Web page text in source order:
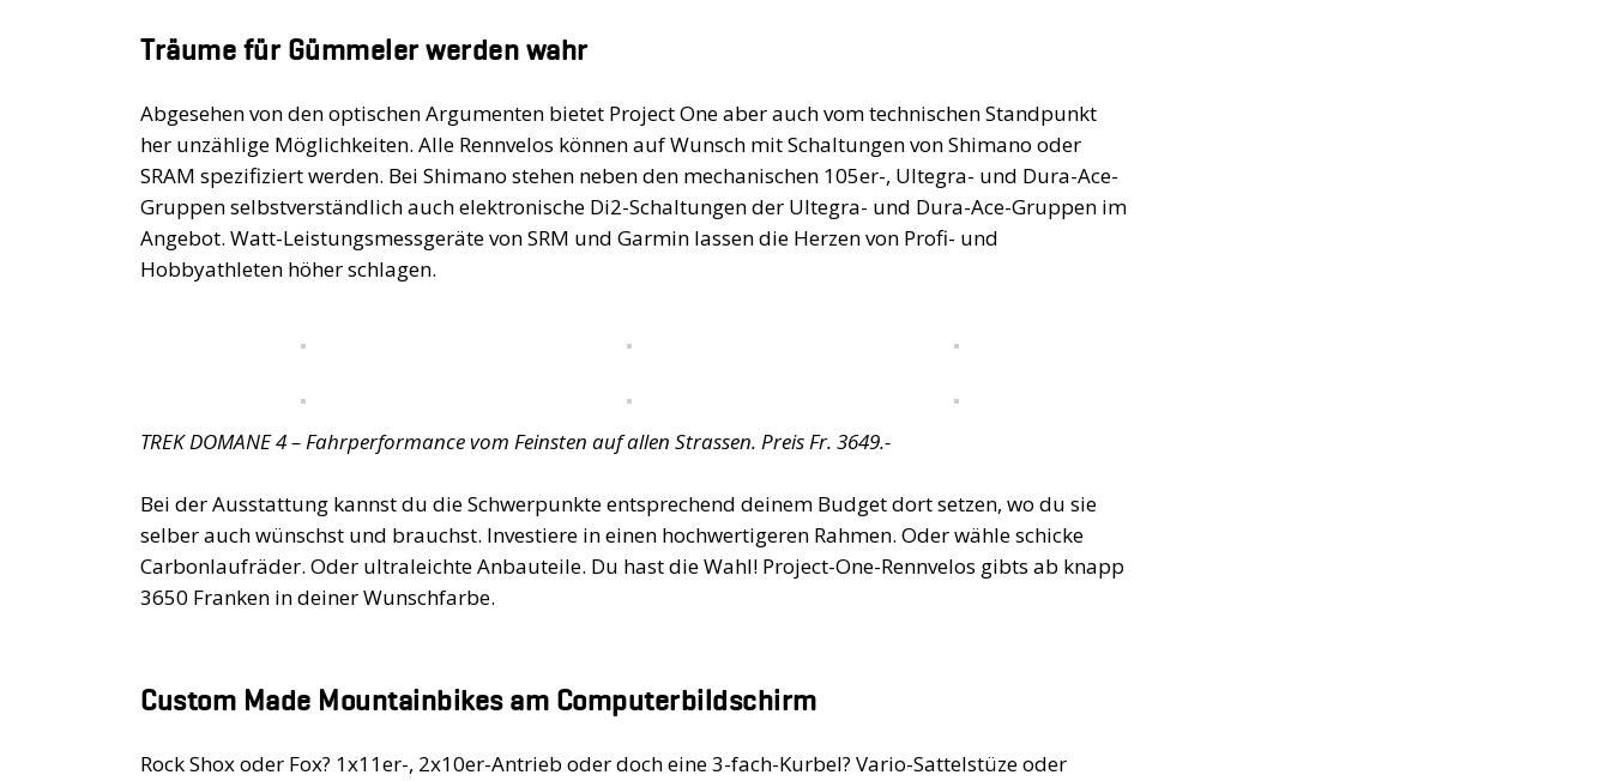
Träume für Gümmeler werden wahr
Abgesehen von den optischen Argumenten bietet Project One aber auch vom technischen Standpunkt
her unzählige Möglichkeiten. Alle Rennvelos können auf Wunsch mit Schaltungen von Shimano oder
SRAM spezifiziert werden. Bei Shimano stehen neben den mechanischen 105er-, Ultegra- und Dura-Ace-
Gruppen selbstverständlich auch elektronische Di2-Schaltungen der Ultegra- und Dura-Ace-Gruppen im
Angebot. Watt-Leistungsmessgeräte von SRM und Garmin lassen die Herzen von Profi- und
Hobbyathleten höher schlagen.
TREK DOMANE 4 – Fahrperformance vom Feinsten auf allen Strassen. Preis Fr. 3649.-
Bei der Ausstattung kannst du die Schwerpunkte entsprechend deinem Budget dort setzen, wo du sie
selber auch wünschst und brauchst. Investiere in einen hochwertigeren Rahmen. Oder wähle schicke
Carbonlaufräder. Oder ultraleichte Anbauteile. Du hast die Wahl! Project-One-Rennvelos gibts ab knapp
3650 Franken in deiner Wunschfarbe.
Custom Made Mountainbikes am Computerbildschirm
Rock Shox oder Fox? 1x11er-, 2x10er-Antrieb oder doch eine 3-fach-Kurbel? Vario-Sattelstüze oder